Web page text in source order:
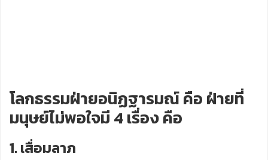
โลกธรรมฝ่ายอนิฏฐารมณ์ คือ ฝ่ายที่
มนุษย์ไม่พอใจมี 4 เรื่อง คือ
1. เสื่อมลาภ